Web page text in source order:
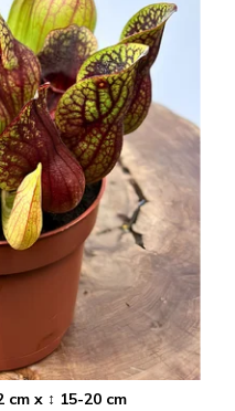
x ↕ 15-20 cm